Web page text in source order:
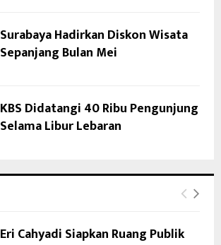
Surabaya Hadirkan Diskon Wisata
Sepanjang Bulan Mei
KBS Didatangi 40 Ribu Pengunjung
Selama Libur Lebaran
Eri Cahyadi Siapkan Ruang Publik